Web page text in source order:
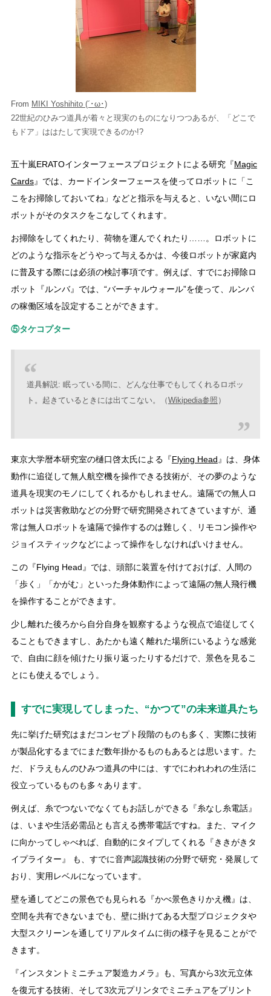
From MIKI Yoshihito (´･ω･)
22世紀のひみつ道具が着々と現実のものになりつつあるが、「どこで
もドア」ははたして実現できるのか!?
五十嵐ERATOインターフェースプロジェクトによる研究『Magic
Cards』では、カードインターフェースを使ってロボットに「こ
こをお掃除しておいてね」などと指示を与えると、いない間にロ
ボットがそのタスクをこなしてくれます。
お掃除をしてくれたり、荷物を運んでくれたり……。ロボットに
どのような指示をどうやって与えるかは、今後ロボットが家庭内
に普及する際には必須の検討事項です。例えば、すでにお掃除ロ
ボット『ルンバ』では、“バーチャルウォール”を使って、ルンバ
の稼働区域を設定することができます。
⑤タケコプター
道具解説: 眠っている間に、どんな仕事でもしてくれるロボッ
ト。起きているときには出てこない。（Wikipedia参照 ）
東京大学暦本研究室の樋口啓太氏による『Flying Head 』は、身体
動作に追従して無人航空機を操作できる技術が、その夢のような
道具を現実のモノにしてくれるかもしれません。遠隔での無人ロ
ボットは災害救助などの分野で研究開発されてきていますが、通
常は無人ロボットを遠隔で操作するのは難しく、リモコン操作や
ジョイスティックなどによって操作をしなければいけません。
この『Flying Head』では、頭部に装置を付けておけば、人間の
「歩く」「かがむ」といった身体動作によって遠隔の無人飛行機
を操作することができます。
少し離れた後ろから自分自身を観察するような視点で追従してく
ることもできますし、あたかも遠く離れた場所にいるような感覚
で、自由に顔を傾けたり振り返ったりするだけで、景色を見るこ
とにも使えるでしょう。
すでに実現してしまった、“かつて”の未来道具たち
先に挙げた研究はまだコンセプト段階のものも多く、実際に技術
が製品化するまでにまだ数年掛かるものもあるとは思います。た
だ、ドラえもんのひみつ道具の中には、すでにわれわれの生活に
役立っているものも多々あります。
例えば、糸でつないでなくてもお話しができる『糸なし糸電話』
は、いまや生活必需品とも言える携帯電話ですね。また、マイク
に向かってしゃべれば、自動的にタイプしてくれる『ききがきタ
イプライター』 も、すでに音声認識技術の分野で研究・発展して
おり、実用レベルになっています。
壁を通してどこの景色でも見られる『かべ景色きりかえ機』は、
空間を共有できないまでも、壁に掛けてある大型プロジェクタや
大型スクリーンを通してリアルタイムに街の様子を見ることがで
きます。
『インスタントミニチュア製造カメラ』も、写真から3次元立体
を復元する技術、そして3次元プリンタでミニチュアをプリント